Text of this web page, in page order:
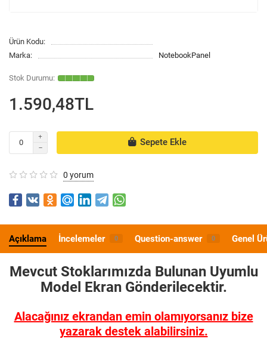
Ürün Kodu:
Marka:
NotebookPanel
1.590,48TL
Sepete Ekle
0 yorum
Açıklama İncelemeler 0 Question-answer 0 Genel
Mevcut Stoklarımızda Bulunan Uyumlu
Model Ekran Gönderilecektir.
Alacağınız ekrandan emin olamıyorsanız bize
yazarak destek alabilirsiniz.